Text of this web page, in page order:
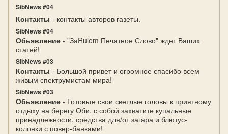
SibNews #04
Контакты - контакты авторов газеты.
SibNews #04
Обьявление - "ЗаRulem Печатное Слово" ждет Ваших
статей!
SibNews #03
Контакты - Большой привет и огромное спасибо всем
живым спектрумистам мира!
SibNews #03
Обьявление - Готовьте свои светлые головы к приятному
отдыху на берегу Оби, с собой захватите купальные
принадлежности, средства для/от загара и блютус-
колонки с повер-банками!